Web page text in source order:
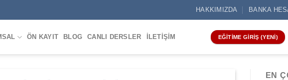
HAKKIMIZDA BANKA
ÖN KAYIT BLOG CANLI DERSLER İLETIŞIM EĞITIME GIRIŞ (YENI)
EN